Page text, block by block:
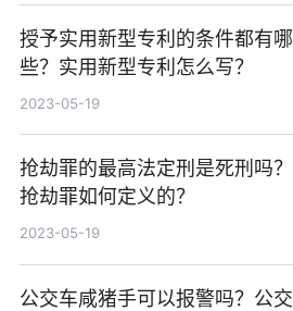
授予实用新型专利的条件都有哪
些？实用新型专利怎么写？
2023-05-19
抢劫罪的最高法定刑是死刑吗？
抢劫罪如何定义的？
2023-05-19
公交车咸猪手可以报警吗？公交